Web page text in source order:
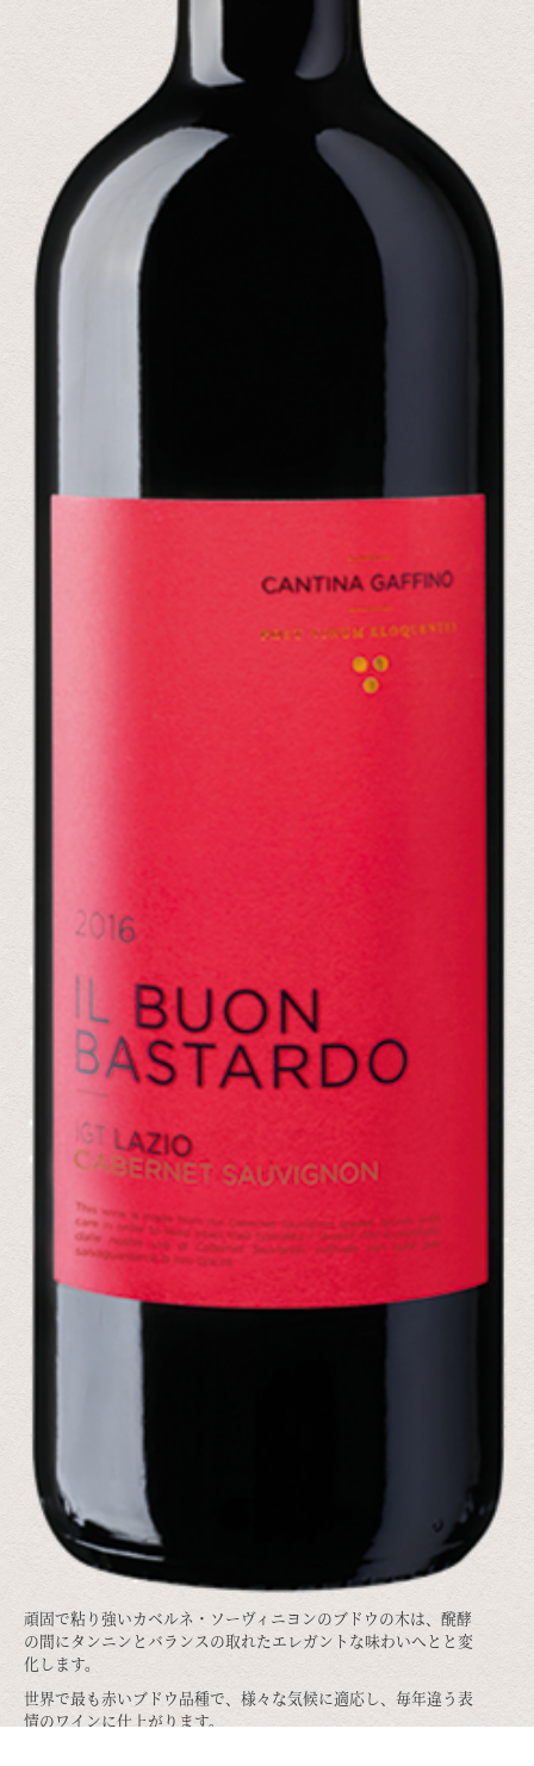
頑固で粘り強いカベルネ・ソーヴィニヨンのブドウの木は、醗酵
の間にタンニンとバランスの取れたエレガントな味わいへとと変
化します。
世界で最も赤いブドウ品種で、様々な気候に適応し、毎年違う表
情のワインに仕上がります。